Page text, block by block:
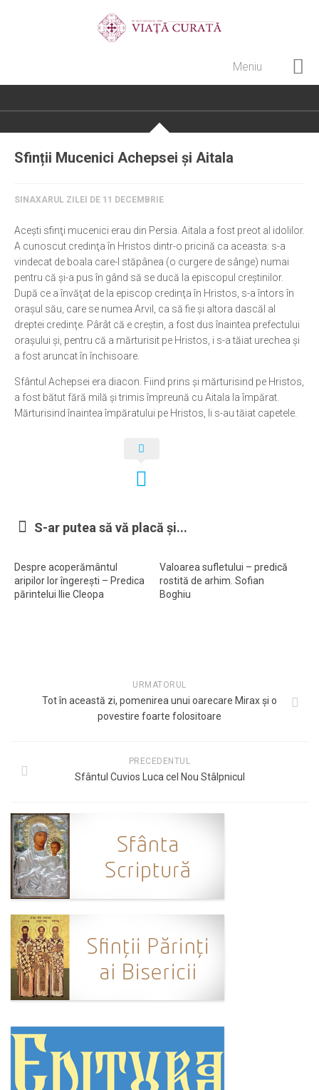
Meniu
Pateric Atonit
Cenaclu creștin
Noi și Biserica
Rânduieli liturgice
Predici și cateheze
Pelerinaje
Ortodox în diaspora
Biserici și mănăstiri
Viață curată
Gadgeturi cu două tăișuri
Interviuri
Sfinții Mucenici Achepsei și Aitala
SINAXARUL ZILEI DE 11 DECEMBRIE
Aceşti sfinţi mucenici erau din Persia. Aitala a fost preot al idolilor.
A cunoscut credinţa în Hristos dintr-o pricină ca aceasta: s-a
vindecat de boala care-l stăpânea (o curgere de sânge) numai
pentru că şi-a pus în gând să se ducă la episcopul creştinilor.
După ce a învăţat de la episcop credinţa în Hristos, s-a întors în
oraşul său, care se numea Arvil, ca să fie şi altora dascăl al
dreptei credinţe. Pârât că e creştin, a fost dus înaintea prefectului
oraşului şi, pentru că a mărturisit pe Hristos, i s-a tăiat urechea şi
a fost aruncat în închisoare.
Sfântul Achepsei era diacon. Fiind prins şi mărturisind pe Hristos,
a fost bătut fără milă şi trimis împreună cu Aitala la împărat.
Mărturisind înaintea împăratului pe Hristos, li s-au tăiat capetele.
S-ar putea să vă placă și...
Despre acoperământul
aripilor lor îngerești – Predica
părintelui Ilie Cleopa
Valoarea sufletului – predică
rostită de arhim. Sofian
Boghiu
URMATORUL
Tot în această zi, pomenirea unui oarecare Mirax și o
povestire foarte folositoare
PRECEDENTUL
Sfântul Cuvios Luca cel Nou Stâlpnicul